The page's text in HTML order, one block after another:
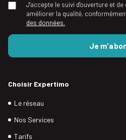
J'accepte le suivi d'ouverture et
améliorer la qualité,
des données.
Choisir Expertimo
Le réseau
Nos Services
Tarifs